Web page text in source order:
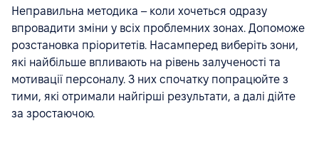
Неправильна методика – коли хочеться одразу
впровадити зміни у всіх проблемних зонах. Допоможе
розстановка пріоритетів. Насамперед виберіть зони,
які найбільше впливають на рівень залученості та
мотивації персоналу. З них спочатку попрацюйте з
тими, які отримали найгірші результати, а далі дійте
за зростаючою.